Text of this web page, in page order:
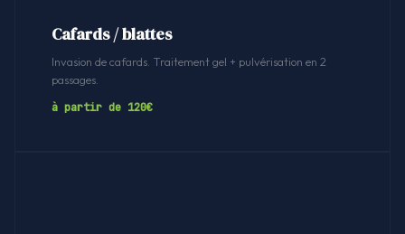
Cafards / blattes
Invasion de cafards. Traitement gel + pulvérisation en 2
passages.
à partir de 120€